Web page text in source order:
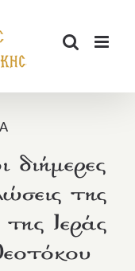
διήμερες
της
Ιεράς